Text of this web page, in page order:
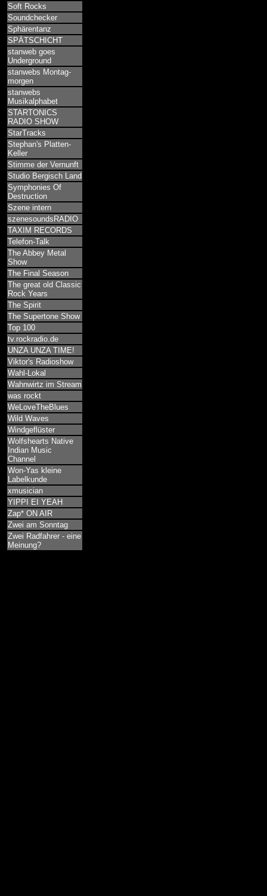
Soft Rocks
Soundchecker
Sphärentanz
SPÄTSCHICHT
stanweb goes
Underground
stanwebs Montag-
morgen
stanwebs
Musikalphabet
STARTONICS
RADIO SHOW
StarTracks
Stephan's Platten-
Keller
Stimme der Vernunft
Studio Bergisch Land
Symphonies Of
Destruction
Szene intern
szenesoundsRADIO
TAXIM RECORDS
Telefon-Talk
The Abbey Metal
Show
The Final Season
The great old Classic
Rock Years
The Spirit
The Supertone Show
Top 100
tv.rockradio.de
UNZA UNZA TIME!
Viktor's Radioshow
Wahl-Lokal
Wahnwirtz im Stream
was rockt
WeLoveTheBlues
Wild Waves
Windgeflüster
Wolfshearts Native
Indian Music
Channel
Won-Yas kleine
Labelkunde
xmusician
YIPPI EI YEAH
Zap* ON AIR
Zwei am Sonntag
Zwei Radfahrer - eine
Meinung?